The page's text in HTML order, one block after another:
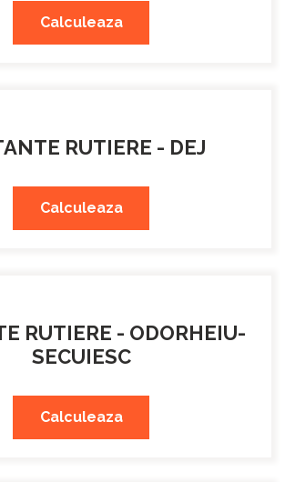
Calculeaza
RUTIERE - DEJ
Calculeaza
RUTIERE - ODORHEIU-
SECUIESC
Calculeaza